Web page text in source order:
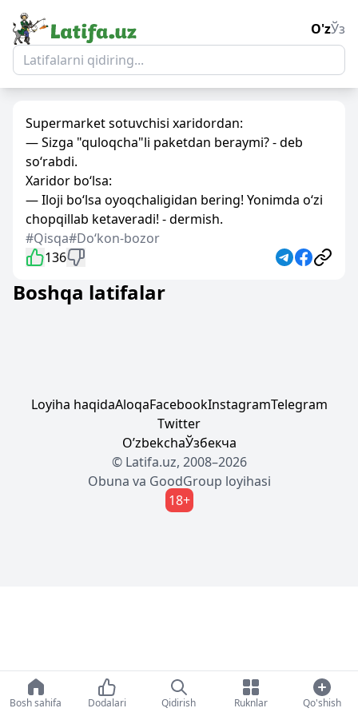
O'zЎз
Supermarket sotuvchisi xaridordan:
— Sizga "quloqcha"li paketdan beraymi? - deb
so‘rabdi.
Xaridor bo‘lsa:
— Iloji bo‘lsa oyoqchaligidan bering! Yonimda o‘zi
chopqillab ketaveradi! - dermish.
#Qisqa#Doʻkon-bozor
136
Boshqa latifalar
Loyiha haqidaAloqaFacebookInstagramTelegram
Twitter
OʼzbekchaЎзбекча
© Latifa.uz, 2008–2026
Obuna va GoodGroup loyihasi
18+
Bosh sahifa Dodalari Qidirish Ruknlar Qo'shish